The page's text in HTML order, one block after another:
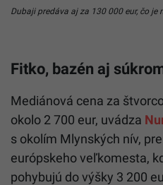
Dubaji predáva aj za 130 000 eur, čo je
Fitko, bazén aj
Mediánová cena za
okolo 2 700 eur, uvádza
s okolím Mlynských nív,
európskeho veľkomesta,
pohybujú do výšky 3 200